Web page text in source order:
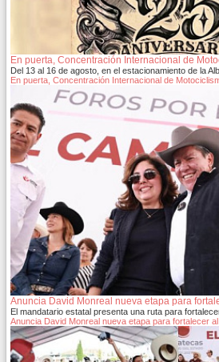
En puerta, Concentración Internacional de
Del 13 al 16 de agosto, en el estacionamiento de la
En puerta, Concentración Internacional de
Anuncia David Monreal nueva etapa para
El mandatario estatal presenta una ruta para
Anuncia David Monreal nueva etapa para fortalecer